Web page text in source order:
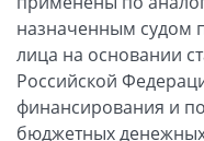
назначенным судом
лица на основании
Российской
финансирования и
бюджетных денежных